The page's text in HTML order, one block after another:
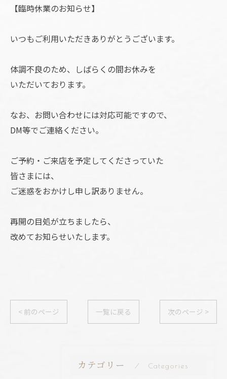
【臨時休業のお知らせ】
いつもご利用いただきありがとうございます。
体調不良のため、しばらくの間お休みを
いただいております。
なお、お問い合わせには対応可能ですので、
DM等でご連絡ください。
ご予約・ご来店を予定してくださっていた
皆さまには、
ご迷惑をおかけし申し訳ありません。
再開の目処が立ちましたら、
改めてお知らせいたします。
< 前のページ 一覧に戻る 次のページ >
カテゴリー Categories